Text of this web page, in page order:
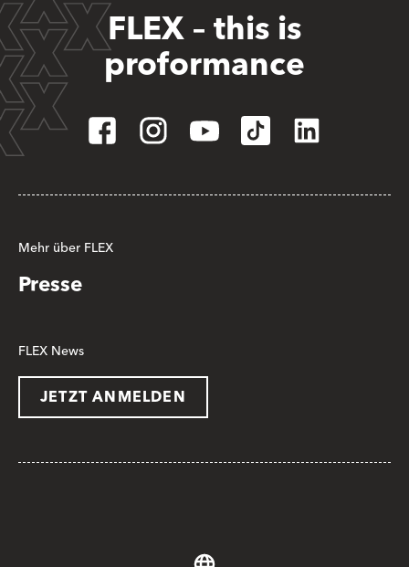
FLEX – this is
proformance
Mehr über FLEX
Presse
FLEX News
JETZT ANMELDEN